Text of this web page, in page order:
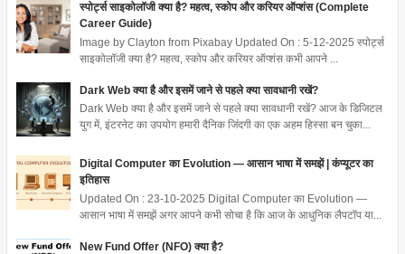
स्पोर्ट्स साइकोलॉजी क्या है? महत्व, स्कोप और करियर ऑप्शंस (Complete
Career Guide)
Image by Clayton from Pixabay Updated On : 5-12-2025 स्पोर्ट्स
साइकोलॉजी क्या है? महत्व, स्कोप और करियर ऑप्शंस कभी आपने ...
Dark Web क्या है और इसमें जाने से पहले क्या सावधानी रखें?
Dark Web क्या है और इसमें जाने से पहले क्या सावधानी रखें? आज के डिजिटल
युग में, इंटरनेट का उपयोग हमारी दैनिक जिंदगी का एक अहम हिस्सा बन चुका...
Digital Computer का Evolution — आसान भाषा में समझें | कंप्यूटर का
इतिहास
Updated On : 23-10-2025 Digital Computer का Evolution —
आसान भाषा में समझें अगर आपने कभी सोचा है कि आज के आधुनिक लैपटॉप या...
New Fund Offer (NFO) क्या है?